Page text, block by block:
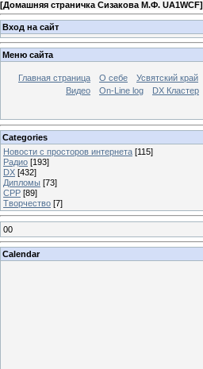
[Домашняя страничка Сизакова М.Ф. UA1WCF]
Вход на сайт
Меню сайта
Главная страница О себе Усвятский край
Видео
On-Line log DX Кластер
Categories
Новости с просторов интернета [115]
Радио [193]
DX [432]
Дипломы [73]
СРР [89]
Творчество [7]
00
Calendar